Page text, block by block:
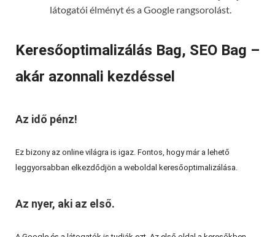
látogatói élményt és a Google rangsorolást.
Keresőoptimalizálás Bag, SEO Bag –
akár azonnali kezdéssel
Az idő pénz!
Ez bizony az online világra is igaz. Fontos, hogy már a lehető
leggyorsabban elkezdődjön a weboldal keresőoptimalizálása.
Az nyer, aki az első.